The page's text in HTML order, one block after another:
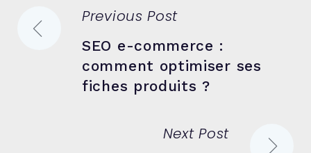
Navigation
l’article
Previous Post
SEO e-commerce :
comment optimiser ses
fiches produits ?
Next Post